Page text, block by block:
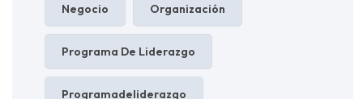
Negocio Organización
Programa De Liderazgo
Programadeliderazgo